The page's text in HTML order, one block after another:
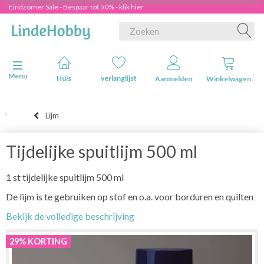
Eindzomer Sale - Bespaar tot 50% - klik hier
Navigatie in-/uitschakelen
Menu
Huis verlanglijst Aanmelden Winkelwagen
Lijm
Tijdelijke spuitlijm 500 ml
1 st tijdelijke spuitlijm 500 ml
De lijm is te gebruiken op stof en o.a. voor borduren en quilten
Bekijk de volledige beschrijving
29% KORTING